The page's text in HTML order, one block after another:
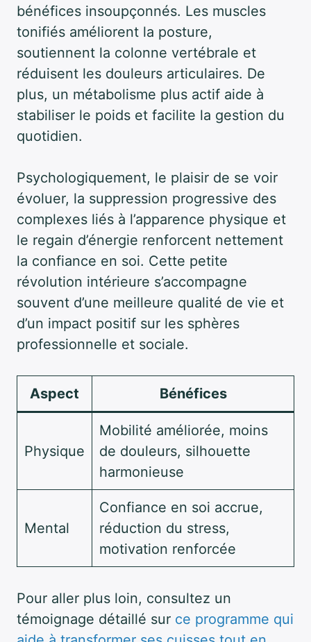
bénéfices insoupçonnés. Les muscles
tonifiés améliorent la posture,
soutiennent la colonne vertébrale et
réduisent les douleurs articulaires. De
plus, un métabolisme plus actif aide à
stabiliser le poids et facilite la gestion du
quotidien.
Psychologiquement, le plaisir de se voir
évoluer, la suppression progressive des
complexes liés à l’apparence physique et
le regain d’énergie renforcent nettement
la confiance en soi. Cette petite
révolution intérieure s’accompagne
souvent d’une meilleure qualité de vie et
d’un impact positif sur les sphères
professionnelle et sociale.
Aspect Bénéfices
Physique
Mobilité améliorée, moins
de douleurs, silhouette
harmonieuse
Mental
Confiance en soi accrue,
réduction du stress,
motivation renforcée
Pour aller plus loin, consultez un
témoignage détaillé sur ce programme qui